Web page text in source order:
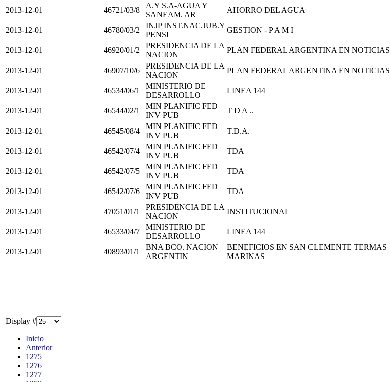
Display #
Inicio
Anterior
1275
1276
1277
2013-12-01 46721/03/8
A.Y S.A-AGUA Y
SANEAM. AR
AHORRO DEL AGUA
2013-12-01 46780/03/2
INJP INST.NAC.JUB.Y
PENSI
GESTION - P A M I
2013-12-01 46920/01/2
PRESIDENCIA DE LA
NACION
PLAN FEDERAL ARGENTINA EN NOTICIAS
2013-12-01 46907/10/6
PRESIDENCIA DE LA
NACION
PLAN FEDERAL ARGENTINA EN NOTICIAS
2013-12-01 46534/06/1
MINISTERIO DE
DESARROLLO
LINEA 144
2013-12-01 46544/02/1
MIN PLANIFIC FED
INV PUB
T D A ..
2013-12-01 46545/08/4
MIN PLANIFIC FED
INV PUB
T.D.A.
2013-12-01 46542/07/4
MIN PLANIFIC FED
INV PUB
TDA
2013-12-01 46542/07/5
MIN PLANIFIC FED
INV PUB
TDA
2013-12-01 46542/07/6
MIN PLANIFIC FED
INV PUB
TDA
2013-12-01 47051/01/1
PRESIDENCIA DE LA
NACION
INSTITUCIONAL
2013-12-01 46533/04/7
MINISTERIO DE
DESARROLLO
LINEA 144
2013-12-01 40893/01/1
BNA BCO. NACION
ARGENTIN
BENEFICIOS EN SAN CLEMENTE TERMAS
MARINAS